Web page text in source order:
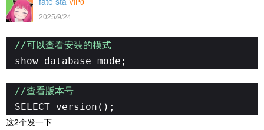
2025/9/24
//可以查看安装的模式
show database_mode;
//查看版本号
SELECT version();
这2个发一下